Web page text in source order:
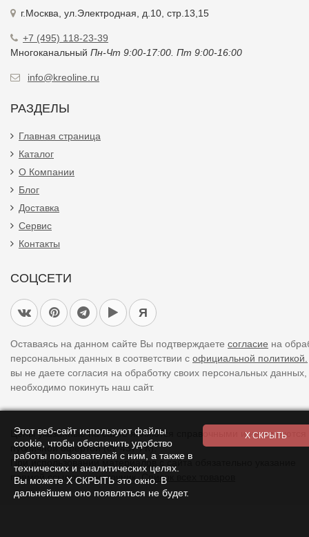
г.Москва, ул.Электродная, д.10, стр.13,15
+7 (495) 118-23-39
Многоканальный Пн-Чт 9:00-17:00. Пт 9:00-16:00
info@kreoline.ru
РАЗДЕЛЫ
Главная страница
Каталог
О Компании
Блог
Доставка
Сервис
Контакты
СОЦСЕТИ
Я
Оставаясь на данном сайте Вы подтверждаете согласие на
персональных данных в соответствии с официальной политикой.
вы не даете согласия на обработку своих персональных
необходимо покинуть наш сайт.
Цены указанные на сайте являются справочными и не являются
публичной офертой (ст. 437 ГК).
При использовании материалов с сайта обязательно указание
прямой ссылки на источник.Список всех товаров
Этот веб-сайт используют файлы
cookie, чтобы обеспечить удобство
работы пользователей с ним, а также в
технических и аналитических целях.
Вы можете Х СКРЫТЬ это окно. В
дальнейшем оно появляться не будет.